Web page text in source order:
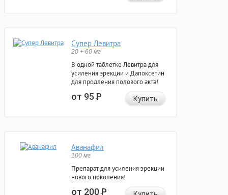
Супер Левитра
20 + 60 мг
В одной таблетке Левитра для
усиления эрекции и Дапоксетин
для продления полового акта!
от 95Р Купить
Аванафил
100 мг
Препарат для усиления эрекции
нового поколения!
от 200Р